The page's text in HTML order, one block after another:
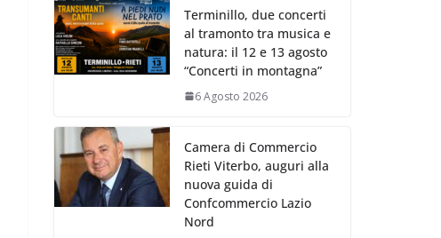
Terminillo, due concerti
al tramonto tra musica e
natura: il 12 e 13 agosto
“Concerti in montagna”
6 Agosto 2026
Camera di Commercio
Rieti Viterbo, auguri alla
nuova guida di
Confcommercio Lazio
Nord